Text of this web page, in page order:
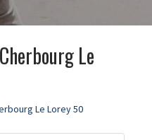
Le
Le Lorey 50